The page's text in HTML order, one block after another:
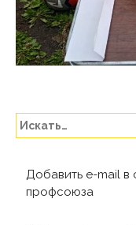
Добавить e-mail в
профсоюза